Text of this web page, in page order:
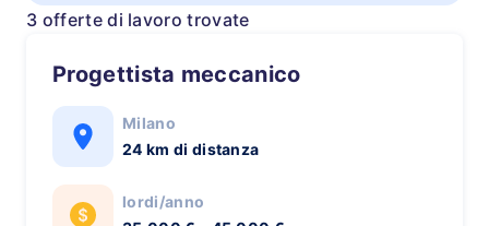
3 offerte di lavoro trovate
Progettista meccanico
Milano
24 km di distanza
lordi/anno